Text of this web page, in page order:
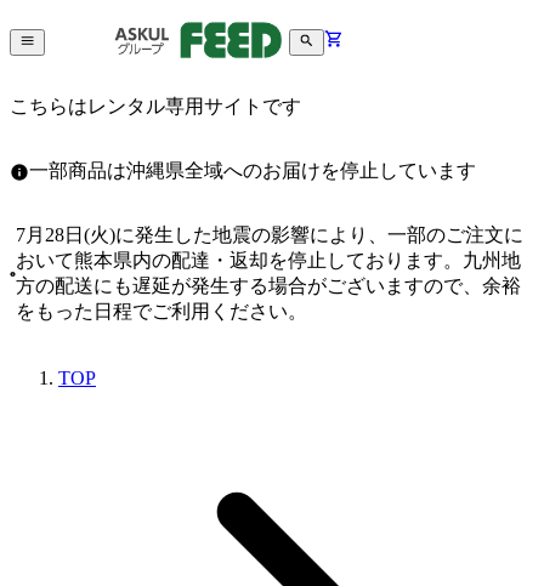
こちらはレンタル専用サイトです
一部商品は沖縄県全域へのお届けを停止しています
7月28日(火)に発生した地震の影響により、一部のご注文に
おいて熊本県内の配達・返却を停止しております。九州地
方の配送にも遅延が発生する場合がございますので、余裕
をもった日程でご利用ください。
TOP